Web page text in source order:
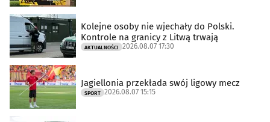
Kolejne osoby nie wjechały do Polski.
Kontrole na granicy z Litwą trwają
AKTUALNOŚCI 2026.08.07 17:30
Jagiellonia przekłada swój ligowy mecz
SPORT 2026.08.07 15:15